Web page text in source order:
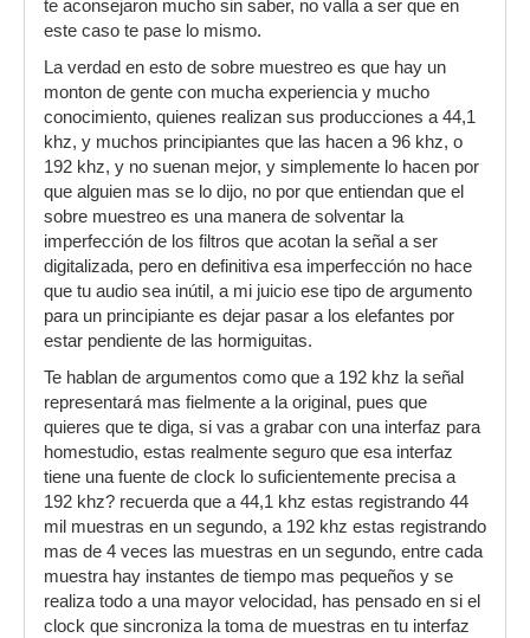
te aconsejaron mucho sin saber, no valla a ser que en
este caso te pase lo mismo.
La verdad en esto de sobre muestreo es que hay un
monton de gente con mucha experiencia y mucho
conocimiento, quienes realizan sus producciones a 44,1
khz, y muchos principiantes que las hacen a 96 khz, o
192 khz, y no suenan mejor, y simplemente lo hacen por
que alguien mas se lo dijo, no por que entiendan que el
sobre muestreo es una manera de solventar la
imperfección de los filtros que acotan la señal a ser
digitalizada, pero en definitiva esa imperfección no hace
que tu audio sea inútil, a mi juicio ese tipo de argumento
para un principiante es dejar pasar a los elefantes por
estar pendiente de las hormiguitas.
Te hablan de argumentos como que a 192 khz la señal
representará mas fielmente a la original, pues que
quieres que te diga, si vas a grabar con una interfaz para
homestudio, estas realmente seguro que esa interfaz
tiene una fuente de clock lo suficientemente precisa a
192 khz? recuerda que a 44,1 khz estas registrando 44
mil muestras en un segundo, a 192 khz estas registrando
mas de 4 veces las muestras en un segundo, entre cada
muestra hay instantes de tiempo mas pequeños y se
realiza todo a una mayor velocidad, has pensado en si el
clock que sincroniza la toma de muestras en tu interfaz